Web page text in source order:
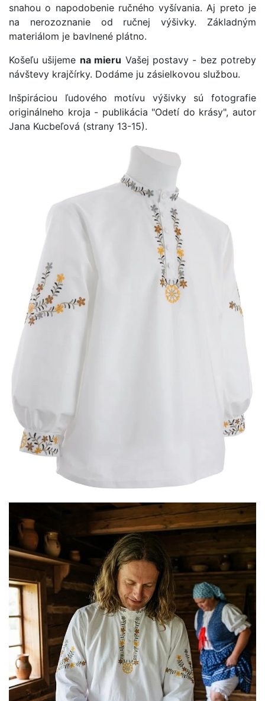
snahou o napodobenie ručného vyšívania. Aj preto je
na nerozoznanie od ručnej výšivky. Základným
materiálom je bavlnené plátno.
Košeľu ušijeme na mieru Vašej postavy - bez potreby
návštevy krajčírky. Dodáme ju zásielkovou službou.
Inšpiráciou ľudového motívu výšivky sú fotografie
originálneho kroja - publikácia "Odetí do krásy", autor
Jana Kucbeľová (strany 13-15).